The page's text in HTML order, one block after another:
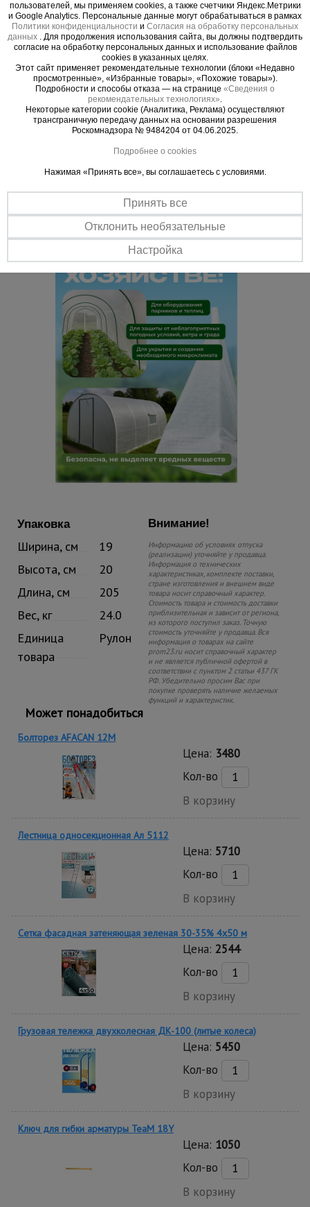
В строительстве армированную пленку чаще
всего используют для:
- гидроизоляции кровли и стен зданий;
- укрытия и хранения строительных материалов и
оборудования, их защиты от влаги и осадков;
- для консервации строительных объектов;
- теплоизоляции бытовок и рабочих мест на
строительных площадках.
эффективная работа
Упаковка
Ширина, см
19
Высота, см
20
Длина, см
205
Вес, кг
24.0
Единица
товара
Рулон
Внимание!
Информацию об условиях отпуска
(реализации) уточняйте у продавца.
Информация о технических
характеристиках, комплекте поставки,
стране изготовления и внешнем виде
товара носит справочный характер.
Стоимость товара и стоимость доставки
приблизительная и зависит от региона,
из которого поступил заказ. Точную
стоимость уточняйте у продавца. Вся
информация о товарах на сайте
prom23.ru носит справочный характер
и не является публичной офертой в
соответствии с пунктом 2 статьи 437 ГК
РФ. Убедительно просим Вас при
покупке проверять наличие желаемых
функций и характеристик.
Может понадобиться
Болторез AFACAN 12M
Цена: 3480
Кол-во
В корзину
Лестница односекционная Ал 5112
Цена: 5710
Кол-во
В корзину
Сетка фасадная затеняющая зеленая 30-35% 4х50 м
Цена: 2544
Кол-во
В корзину
Грузовая тележка двухколесная ДК-100 (литые колеса)
Цена: 5450
Кол-во
В корзину
Ключ для гибки арматуры TeaM 18Y
Цена: 1050
Кол-во
В корзину
пользователей, мы применяем cookies, а также счетчики Яндекс.Метрики
и Google Analytics. Персональные данные могут обрабатываться в рамках
Политики конфиденциальности и Согласия на обработку персональных
данных . Для продолжения использования сайта, вы должны подтвердить
согласие на обработку персональных данных и использование файлов
cookies в указанных целях.
Этот сайт применяет рекомендательные технологии (блоки «Недавно
просмотренные», «Избранные товары», «Похожие товары»).
Подробности и способы отказа — на странице «Сведения о
рекомендательных технологиях».
Некоторые категории cookie (Аналитика, Реклама) осуществляют
трансграничную передачу данных на основании разрешения
Роскомнадзора № 9484204 от 04.06.2025.
Подробнее о cookies
Нажимая «Принять все», вы соглашаетесь с условиями.
Принять все
Отклонить необязательные
Настройка